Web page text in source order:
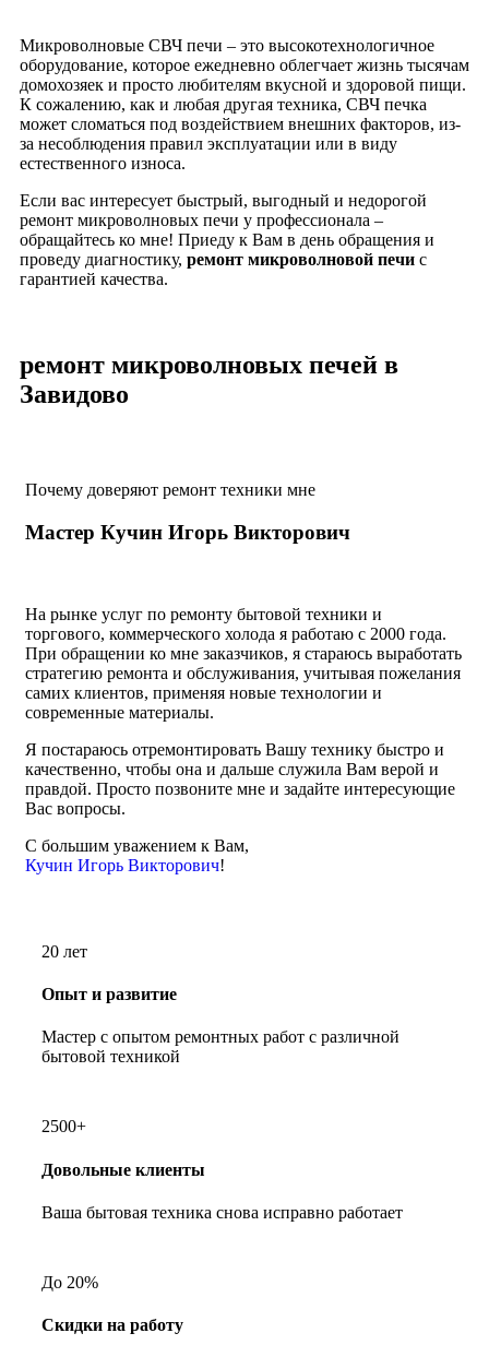
Микроволновые СВЧ печи – это высокотехнологичное
оборудование, которое ежедневно облегчает жизнь тысячам
домохозяек и просто любителям вкусной и здоровой пищи.
К сожалению, как и любая другая техника, СВЧ печка
может сломаться под воздействием внешних факторов, из-
за несоблюдения правил эксплуатации или в виду
естественного износа.
Если вас интересует быстрый, выгодный и недорогой
ремонт микроволновых печи у профессионала –
обращайтесь ко мне! Приеду к Вам в день обращения и
проведу диагностику, ремонт микроволновой печи с
гарантией качества.
ремонт микроволновых печей в
Завидово
Почему доверяют ремонт техники мне
Мастер Кучин Игорь Викторович
На рынке услуг по ремонту бытовой техники и
торгового, коммерческого холода я работаю с 2000 года.
При обращении ко мне заказчиков, я стараюсь выработать
страте­гию ремонта и обслуживания, учитывая пожелания
самих клиентов, при­меняя новые технологии и
современные материалы.
Я постараюсь отремонтировать Вашу технику быстро и
качественно, чтобы она и дальше служила Вам верой и
прав­дой. Просто позвоните мне и задайте интересующие
Вас вопросы.
С большим уважением к Вам,
Кучин Игорь Викторович!
20 лет
Опыт и развитие
Мастер с опытом ремонтных работ с различной
бытовой техникой
2500+
Довольные клиенты
Ваша бытовая техника снова исправно работает
До 20%
Скидки на работу